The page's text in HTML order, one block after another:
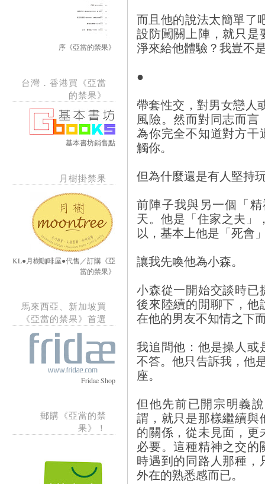
序《亞當的禁果》
台灣．香港買《亞當
的禁果》
基本書坊銷售點
月樹掛禁果
KL●月樹咖啡屋●代售／訂購《亞
當的禁果》
馬來西亞、新加坡買
《亞當的禁果》首選
Fridae Shop
郵購《亞當的禁
果》！
而且他的說法太簡單了
設防闖關上陣，就只是
淨來給他體驗？我豈不
●
帶套性交，對男女戀人
風險。然而對同志而
為你完全不知道對方干
觸你。
但為什麼還是有人堅持
前陣子我與另一個「
天。他是「住家之夫」
以，基本上他是「死會
讓我先喚他為小森。
小森從一開始交談時已
後來陸續的閒聊下，他
在他的男友不知情之下
我追問他：他是操人或
不答。他只告訴我，他
座。
但他先前已開宗明義
謂，就只是那樣繼續與
的關係，從未見面，
必要。這種精神之交
時遇到的同路人那種
外在的熟悉感而已。